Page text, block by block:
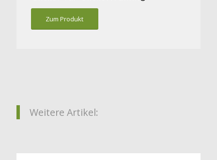
Zum Produkt
Weitere Artikel: